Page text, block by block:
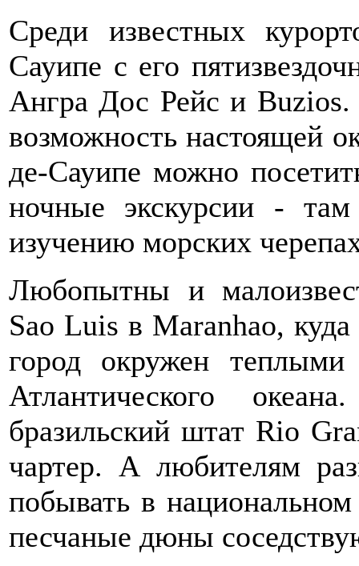
Среди известных
Сауипе с его
Ангра Дос Рейс и Buzios.
возможность настоящей
де-Сауипе можно
ночные экскурсии - там
изучению морских
Любопытны и
Sao Luis в Maranhao,
город окружен
Атлантического
бразильский штат Rio
чартер. А любителям
побывать в
песчаные дюны